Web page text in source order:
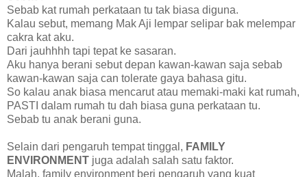
Sebab kat rumah perkataan tu tak biasa diguna.
Kalau sebut, memang Mak Aji lempar selipar bak melempar
cakra kat aku.
Dari jauhhhh tapi tepat ke sasaran.
Aku hanya berani sebut depan kawan-kawan saja sebab
kawan-kawan saja can tolerate gaya bahasa gitu.
So kalau anak biasa mencarut atau memaki-maki kat rumah,
PASTI dalam rumah tu dah biasa guna perkataan tu.
Sebab tu anak berani guna.
Selain dari pengaruh tempat tinggal, FAMILY
ENVIRONMENT juga adalah salah satu faktor.
Malah, family environment beri pengaruh yang kuat